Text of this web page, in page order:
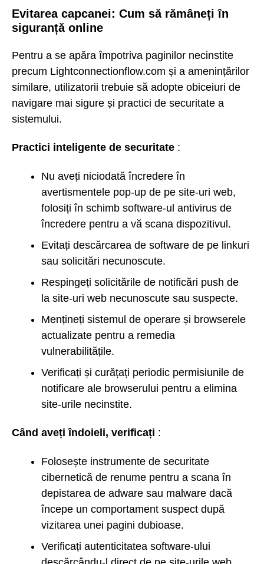
Evitarea capcanei: Cum să rămâneți în
siguranță online
Pentru a se apăra împotriva paginilor necinstite
precum Lightconnectionflow.com și a amenințărilor
similare, utilizatorii trebuie să adopte obiceiuri de
navigare mai sigure și practici de securitate a
sistemului.
Practici inteligente de securitate :
Nu aveți niciodată încredere în
avertismentele pop-up de pe site-uri web,
folosiți în schimb software-ul antivirus de
încredere pentru a vă scana dispozitivul.
Evitați descărcarea de software de pe linkuri
sau solicitări necunoscute.
Respingeți solicitările de notificări push de
la site-uri web necunoscute sau suspecte.
Mențineți sistemul de operare și browserele
actualizate pentru a remedia
vulnerabilitățile.
Verificați și curățați periodic permisiunile de
notificare ale browserului pentru a elimina
site-urile necinstite.
Când aveți îndoieli, verificați :
Folosește instrumente de securitate
cibernetică de renume pentru a scana în
depistarea de adware sau malware dacă
începe un comportament suspect după
vizitarea unei pagini dubioase.
Verificați autenticitatea software-ului